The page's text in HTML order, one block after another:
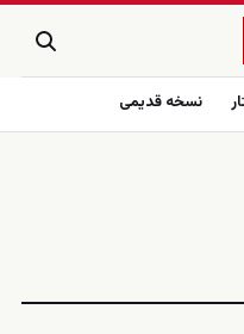
نسخه قدیمی